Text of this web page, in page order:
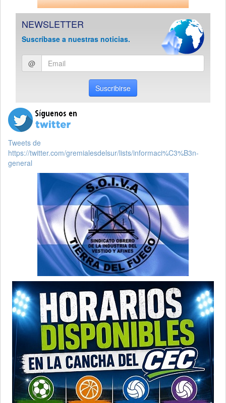
NEWSLETTER
Suscríbase a nuestras noticias.
Ingresar
email
@
Suscribirse
Tweets de
https://twitter.com/gremialesdelsur/lists/informaci%C3%B3n-
general